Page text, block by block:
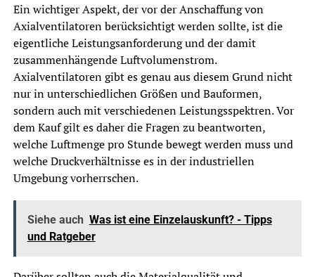
Ein wichtiger Aspekt, der vor der Anschaffung von
Axialventilatoren berücksichtigt werden sollte, ist die
eigentliche Leistungsanforderung und der damit
zusammenhängende Luftvolumenstrom.
Axialventilatoren gibt es genau aus diesem Grund nicht
nur in unterschiedlichen Größen und Bauformen,
sondern auch mit verschiedenen Leistungsspektren. Vor
dem Kauf gilt es daher die Fragen zu beantworten,
welche Luftmenge pro Stunde bewegt werden muss und
welche Druckverhältnisse es in der industriellen
Umgebung vorherrschen.
Siehe auch Was ist eine Einzelauskunft? - Tipps
und Ratgeber